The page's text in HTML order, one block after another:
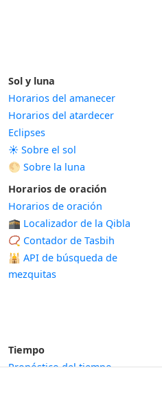
Sol y luna
Horarios del amanecer
Horarios del atardecer
Eclipses
☀️ Sobre el sol
🌕 Sobre la luna
Horarios de oración
Horarios de oración
🕋 Localizador de la Qibla
📿 Contador de Tasbih
🕌 API de búsqueda de
mezquitas
Tiempo
Pronóstico del tiempo